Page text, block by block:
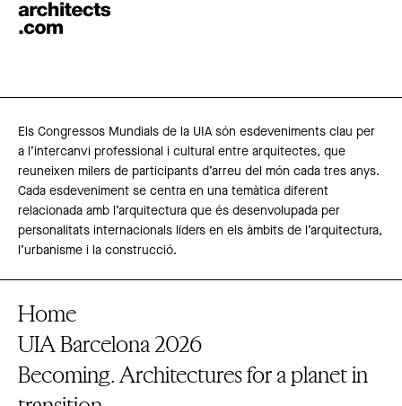
Els Congressos Mundials de la UIA són esdeveniments clau per
a l’intercanvi professional i cultural entre arquitectes, que
reuneixen milers de participants d’arreu del món cada tres anys.
Cada esdeveniment se centra en una temàtica diferent
relacionada amb l’arquitectura que és desenvolupada per
personalitats internacionals líders en els àmbits de l’arquitectura,
l’urbanisme i la construcció.
Home
UIA Barcelona 2026
Becoming. Architectures for a planet in